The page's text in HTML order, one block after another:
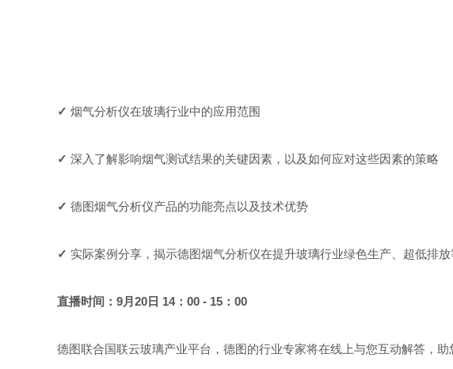
✓ 烟气分析仪在玻璃行业中的应用范围
✓ 深入了解影响烟气测试结果的关键因素，以及如何应对这些因素的策略
✓ 德图烟气分析仪产品的功能亮点以及技术优势
✓ 实际案例分享，揭示德图烟气分析仪在提升玻璃行业绿色生产、超低排
直播时间：9月20日 14：00 - 15：00
德图联合国联云玻璃产业平台，德图的行业专家将在线上与您互动解答，